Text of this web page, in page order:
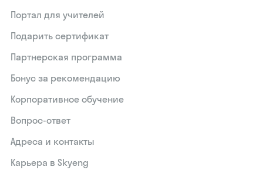
Портал для учителей
Подарить сертификат
Партнерская программа
Бонус за рекомендацию
Корпоративное обучение
Вопрос-ответ
Адреса и контакты
Карьера в Skyeng